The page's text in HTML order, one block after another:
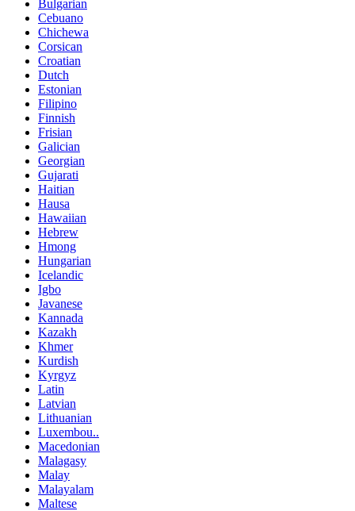
Bulgarian
Cebuano
Chichewa
Corsican
Croatian
Dutch
Estonian
Filipino
Finnish
Frisian
Galician
Georgian
Gujarati
Haitian
Hausa
Hawaiian
Hebrew
Hmong
Hungarian
Icelandic
Igbo
Javanese
Kannada
Kazakh
Khmer
Kurdish
Kyrgyz
Latin
Latvian
Lithuanian
Luxembou..
Macedonian
Malagasy
Malay
Malayalam
Maltese